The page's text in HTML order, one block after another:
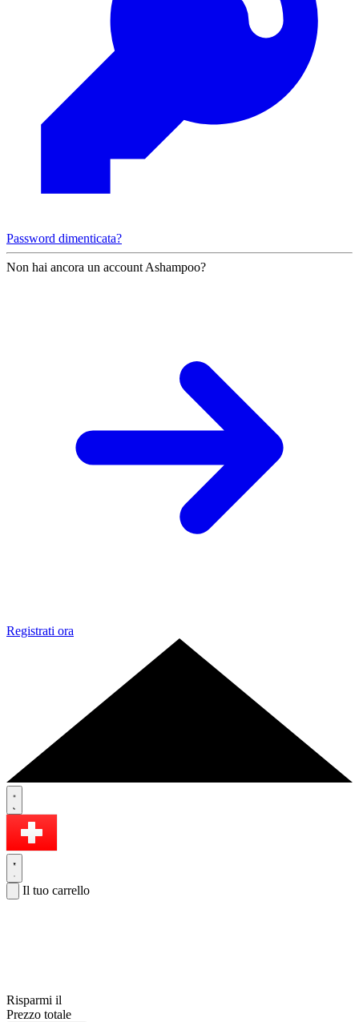
Password dimenticata?
Non hai ancora un account Ashampoo?
Registrati ora
Il tuo carrello
Risparmi il
Prezzo totale